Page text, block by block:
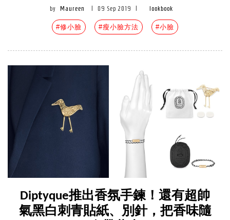
by Maureen 09 Sep 2019 lookbook
#修小臉 #瘦小臉方法 #小臉
Diptyque推出香氛手鍊！還有超帥
氣黑白刺青貼紙、別針，把香味隨